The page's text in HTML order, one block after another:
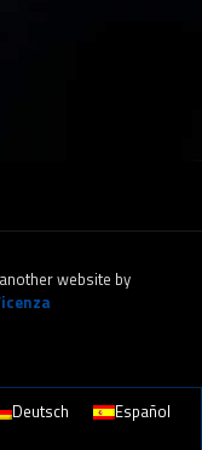
another website by
Deutsch
Español